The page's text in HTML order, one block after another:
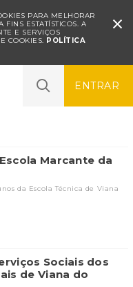
PARA MELHORAR
ESTATÍSTICOS. A
E SERVIÇOS
COOKIES. POLÍTICA

ENTRAR
Marcante da
da Escola Técnica de Viana
Sociais dos
de Viana do